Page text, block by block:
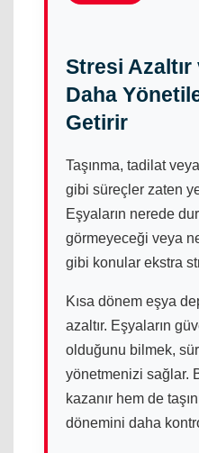
Stresi
Daha
Getirir
Taşınma, tadilat
gibi süreçler zaten
Eşyaların nerede
görmeyeceği veya
gibi konular ekstra
Kısa dönem eşya
azaltır. Eşyaların
olduğunu bilmek,
yönetmenizi sağlar.
kazanır hem de
dönemini daha